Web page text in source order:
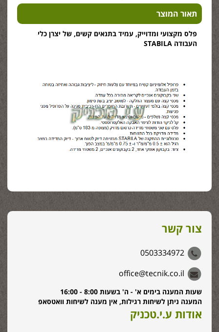
תאור המוצר
פלס מקצועי ומדוייק, עמיד בתנאים קשים, של יצרן כלי
העבודה STABILA
צור קשר
0503334972
office@tecnik.co.il
שעות המענה בימים א' - ה' בשעות 8:00 - 16:00
המענה ניתן לשיחות רגילות, אין מענה לשיחות וואטסאפ
אודות ע.י.טכניק